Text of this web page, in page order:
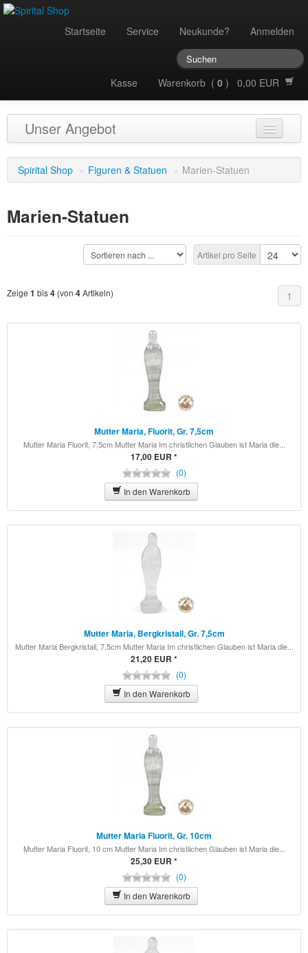
Startseite Service Neukunde? Anmelden
Kasse Warenkorb ( 0 ) 0,00 EUR
Unser Angebot
Audio
Bücher
Düfte
Geschenkartikel
Kerzen
Schreibbücher
Spirital Shop » Figuren & Statuen » Marien-Statuen
Marien-Statuen
Artikel pro Seite
Zeige 1 bis4 (von 4Artikeln) 1
Mutter Maria, Fluorit, Gr. 7,5cm
Mutter Maria Fluorit, 7,5cm Mutter Maria Im christlichen Glauben ist Maria die...
17,00 EUR *
(0)
In den Warenkorb
Mutter Maria, Bergkristall, Gr. 7,5cm
Mutter Maria Bergkristall, 7,5cm Mutter Maria Im christlichen Glauben ist Maria die...
21,20 EUR *
(0)
In den Warenkorb
Mutter Maria Fluorit, Gr. 10cm
Mutter Maria Fluorit, 10 cm Mutter Maria Im christlichen Glauben ist Maria die...
25,30 EUR *
(0)
In den Warenkorb